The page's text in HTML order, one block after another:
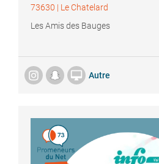
73630 | Le Chatelard
Les Amis des Bauges
 Autre